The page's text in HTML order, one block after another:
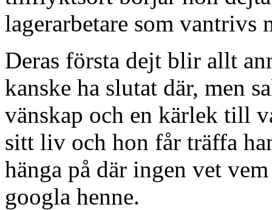
lagerarbetare som vantrivs
Deras första dejt blir allt
kanske ha slutat där, men
vänskap och en kärlek till
sitt liv och hon får träffa
hänga på där ingen vet
googla henne.